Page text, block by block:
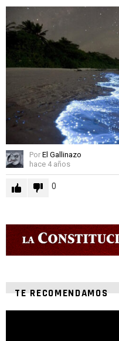
Por El Gallinazo
hace 4 años
0
TE RECOMENDAMOS